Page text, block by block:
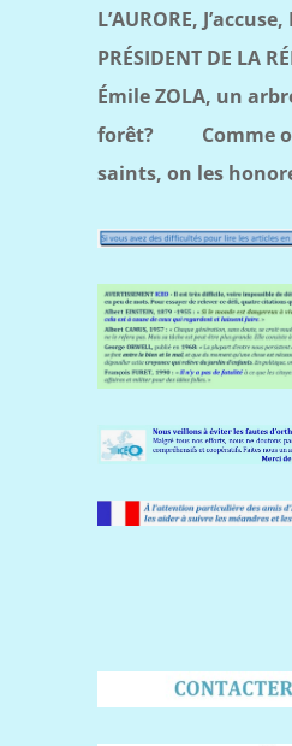
L’AURORE, J’accuse,
PRÉSIDENT DE LA
Émile ZOLA, un
forêt? Comme
saints, on les